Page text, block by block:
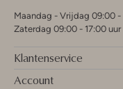
Maandag - Vrijdag 09:00 -
Zaterdag 09:00 - 17:00 uur
Klantenservice
Account